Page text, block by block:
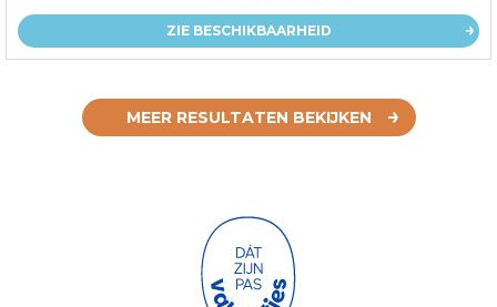
ZIE BESCHIKBAARHEID
MEER RESULTATEN BEKIJKEN